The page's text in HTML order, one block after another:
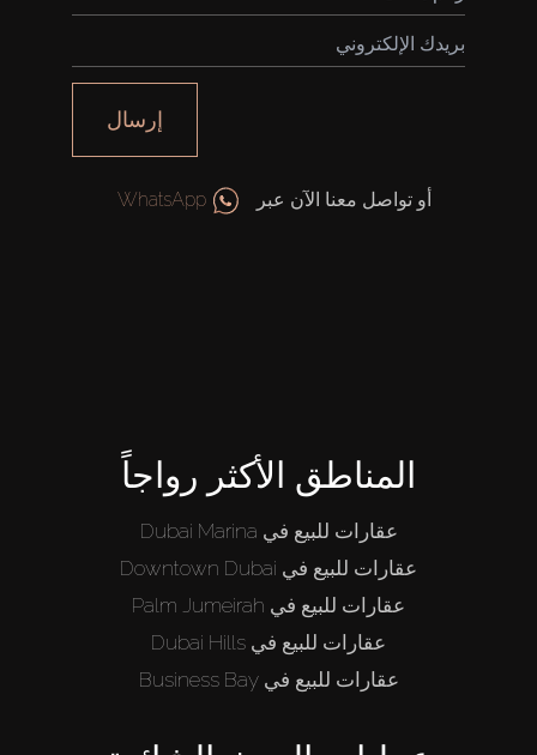
إرسال
أو تواصل معنا الآن عبر WhatsApp
المناطق الأكثر رواجاً
عقارات للبيع في Dubai Marina
عقارات للبيع في Downtown Dubai
عقارات للبيع في Palm Jumeirah
عقارات للبيع في Dubai Hills
عقارات للبيع في Business Bay